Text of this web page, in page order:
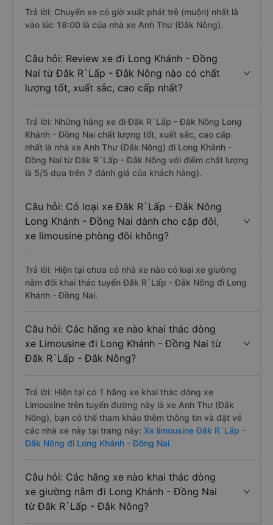
Trả lời: Chuyến xe có giờ xuất phát trễ (muộn) nhất là
vào lúc 18:00 là của nhà xe Anh Thư (Đắk Nông).
Câu hỏi: Review xe đi Long Khánh - Đồng
Nai từ Đăk R`Lấp - Đắk Nông nào có chất
lượng tốt, xuất sắc, cao cấp nhất?
Trả lời: Những hãng xe đi Đăk R`Lấp - Đắk Nông Long
Khánh - Đồng Nai chất lượng tốt, xuất sắc, cao cấp
nhất là nhà xe Anh Thư (Đắk Nông) đi Long Khánh -
Đồng Nai từ Đăk R`Lấp - Đắk Nông với điểm chất lượng
là 5/5 dựa trên 7 đánh giá của khách hàng).
Câu hỏi: Có loại xe Đăk R`Lấp - Đắk Nông
Long Khánh - Đồng Nai dành cho cặp đôi,
xe limousine phòng đôi không?
Trả lời: Hiện tại chưa có nhà xe nào có loại xe giường
nằm đôi khai thác tuyến Đăk R`Lấp - Đắk Nông đi Long
Khánh - Đồng Nai.
Câu hỏi: Các hãng xe nào khai thác dòng
xe Limousine đi Long Khánh - Đồng Nai từ
Đăk R`Lấp - Đắk Nông?
Trả lời: Hiện tại có 1 hãng xe khai thác dòng xe
Limousine trên tuyến đường này là xe Anh Thư (Đắk
Nông), bạn có thể tham khảo thêm thông tin và đặt vé
các nhà xe này tại trang này: Xe limousine Đăk R`Lấp -
Đắk Nông đi Long Khánh - Đồng Nai
Câu hỏi: Các hãng xe nào khai thác dòng
xe giường nằm đi Long Khánh - Đồng Nai
từ Đăk R`Lấp - Đắk Nông?